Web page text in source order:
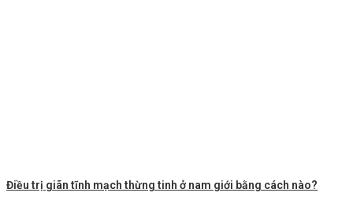
Điều trị giãn tĩnh mạch thừng tinh ở nam giới bằng cách nào?